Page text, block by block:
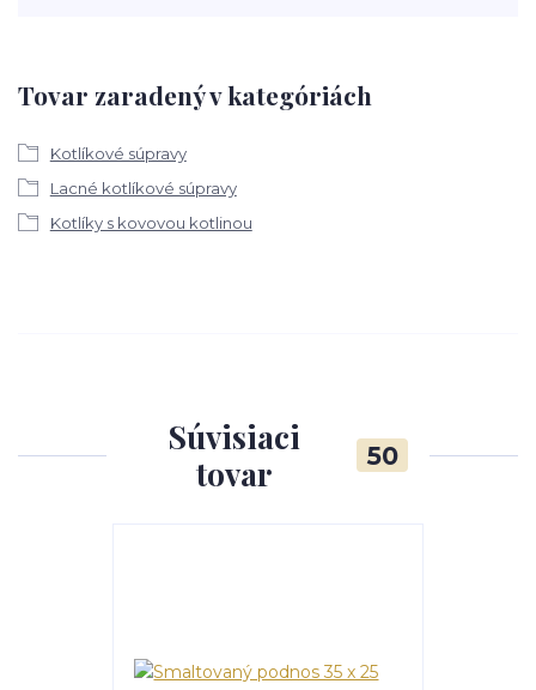
Tovar zaradený v kategóriách
Kotlíkové súpravy
Lacné kotlíkové súpravy
Kotlíky s kovovou kotlinou
Súvisiaci
tovar
50